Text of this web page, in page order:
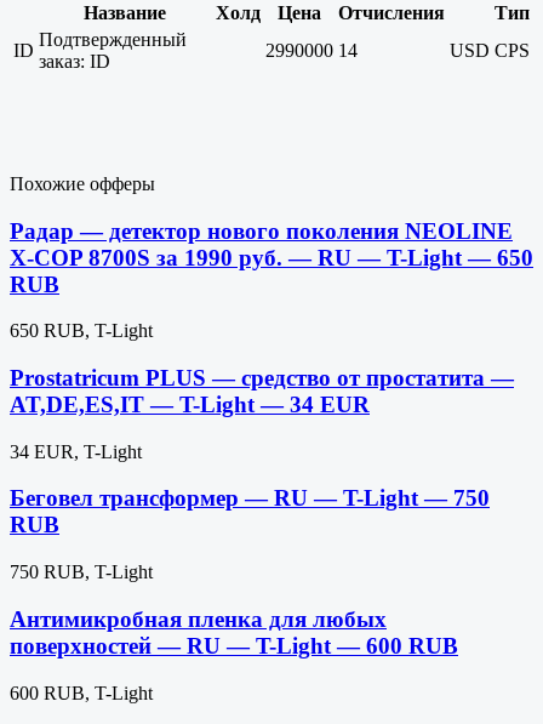
Название Холд Цена Отчисления
Тип
ID
Подтвержденный
заказ: ID
2990000 14 USD CPS
Похожие офферы
Радар — детектор нового поколения NEOLINE
X-COP 8700S за 1990 руб. — RU — T-Light — 650
RUB
650 RUB, T-Light
Prostatricum PLUS — средство от простатита —
AT,DE,ES,IT — T-Light — 34 EUR
34 EUR, T-Light
Беговел трансформер — RU — T-Light — 750
RUB
750 RUB, T-Light
Антимикробная пленка для любых
поверхностей — RU — T-Light — 600 RUB
600 RUB, T-Light